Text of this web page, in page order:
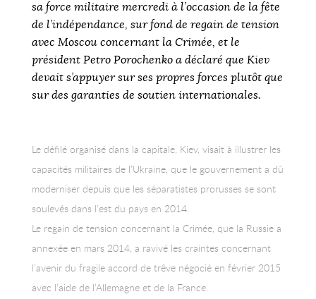
sa force militaire mercredi à l’occasion de la fête
de l’indépendance, sur fond de regain de tension
avec Moscou concernant la Crimée, et le
président Petro Porochenko a déclaré que Kiev
devait s’appuyer sur ses propres forces plutôt que
sur des garanties de soutien internationales.
Le défilé organisé dans la capitale, Kiev, visait à illustrer les
capacités militaires de l’Ukraine, que le gouvernement a dû
moderniser depuis que les séparatistes prorusses se sont
soulevés dans l’est du pays en 2014.
Le regain de tension concernant la Crimée, que la Russie a
annexée en mars 2014, a ravivé les craintes concernant
l’avenir du fragile accord de trêve négocié en février 2015
avec l’aide de l’Allemagne et de la France.